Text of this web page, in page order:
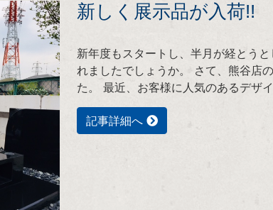
新しく展示品が入荷!!
新年度もスタートし、半月が経とう
れましたでしょうか。 さて、熊谷店
た。 最近、お客様に人気のあるデザ
記事詳細へ